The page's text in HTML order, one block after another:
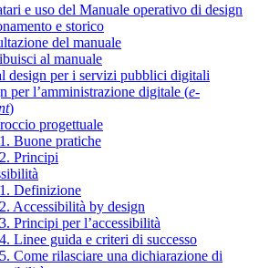
e uso del Manuale operativo di design
e storico
del manuale
al manuale
design per i servizi pubblici digitali
per l’amministrazione digitale (e-
)
progettuale
Buone pratiche
Principi
Definizione
Accessibilità by design
Principi per l’accessibilità
Linee guida e criteri di successo
Come rilasciare una dichiarazione di